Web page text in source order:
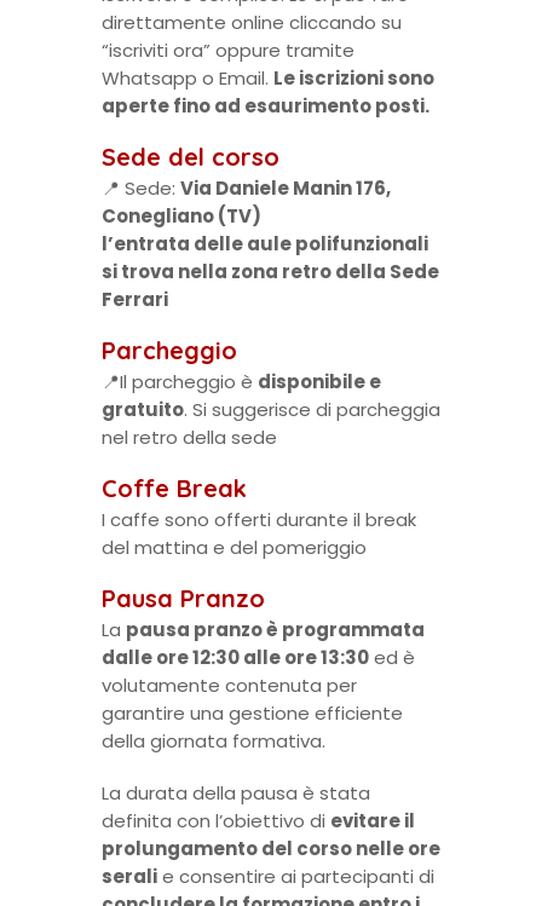
direttamente online cliccando su
“iscriviti ora” oppure tramite
Whatsapp o Email. Le iscrizioni sono
aperte fino ad esaurimento posti.
Sede del corso
📍 Sede: Via Daniele Manin 176,
Conegliano (TV)
l’entrata delle aule polifunzionali
si trova nella zona retro della Sede
Ferrari
Parcheggio
📍Il parcheggio è disponibile e
gratuito. Si suggerisce di parcheggia
nel retro della sede
Coffe Break
I caffe sono offerti durante il break
del mattina e del pomeriggio
Pausa Pranzo
La pausa pranzo è programmata
dalle ore 12:30 alle ore 13:30ed è
volutamente contenuta per
garantire una gestione efficiente
della giornata formativa.
La durata della pausa è stata
definita con l’obiettivo di evitare il
prolungamento del corso nelle ore
seralie consentire ai partecipanti di